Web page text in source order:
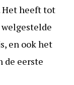
Het heeft tot
en ook het
de eerste